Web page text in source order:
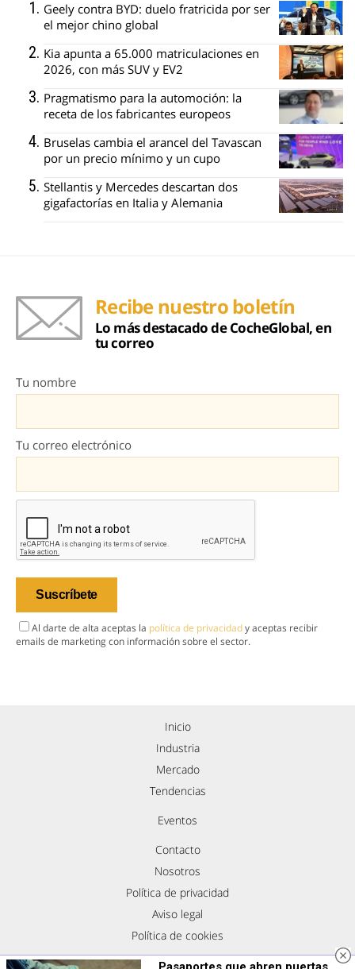
Geely contra BYD: duelo fratricida por ser
el mejor chino global
Kia apunta a 65.000 matriculaciones en
2026, con más SUV y EV2
Pragmatismo para la automoción: la
receta de los fabricantes europeos
Bruselas cambia el arancel del Tavascan
por un precio mínimo y un cupo
Stellantis y Mercedes descartan dos
gigafactorías en Italia y Alemania
Recibe nuestro boletín
Lo más destacado de CocheGlobal, en
tu correo
Tu nombre
Tu correo electrónico
Al darte de alta aceptas la política de privacidady aceptas recibir
emails de marketing con información sobre el sector.
Inicio
Industria
Mercado
Tendencias
Eventos
Contacto
Nosotros
Política de privacidad
Aviso legal
Política de cookies
Síguenos